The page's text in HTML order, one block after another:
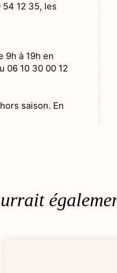
12 35, les
9h à 19h en
06 10 30 00 12
saison. En